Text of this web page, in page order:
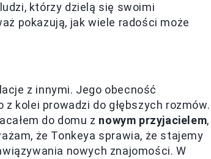
którzy dzielą się swoimi
pokazują, jak wiele radości może
z innymi. Jego obecność
kolei prowadzi do głębszych rozmów.
do domu z nowym przyjacielem,
że Tonkeya sprawia, że stajemy
nowych znajomości. W